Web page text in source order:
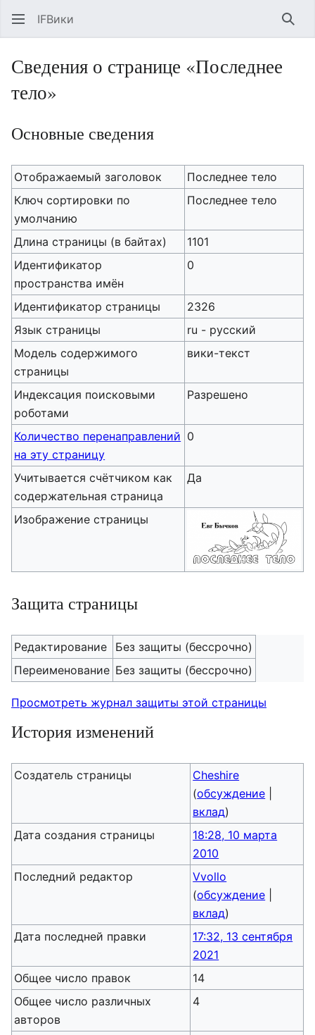
IFВики
Сведения о странице «Последнее
тело»
Основные сведения
Отображаемый заголовок
Последнее тело
Ключ сортировки по
умолчанию
Последнее тело
Длина страницы (в байтах)
1101
Идентификатор
пространства имён
0
Идентификатор страницы
2326
Язык страницы
ru - русский
Модель содержимого
страницы
вики-текст
Индексация поисковыми
роботами
Разрешено
Количество перенаправлений
на эту страницу
0
Учитывается счётчиком как
содержательная страница
Да
Изображение страницы
Защита страницы
Редактирование
Без защиты (бессрочно)
Переименование Без защиты (бессрочно)
Просмотреть журнал защиты этой страницы
История изменений
Создатель страницы
Cheshire
(обсуждение
вклад)
Дата создания страницы
18:28, 10 марта
2010
Последний редактор
Vvollo
(обсуждение
вклад)
Дата последней правки
17:32, 13 сентября
2021
Общее число правок
14
Общее число различных
авторов
4